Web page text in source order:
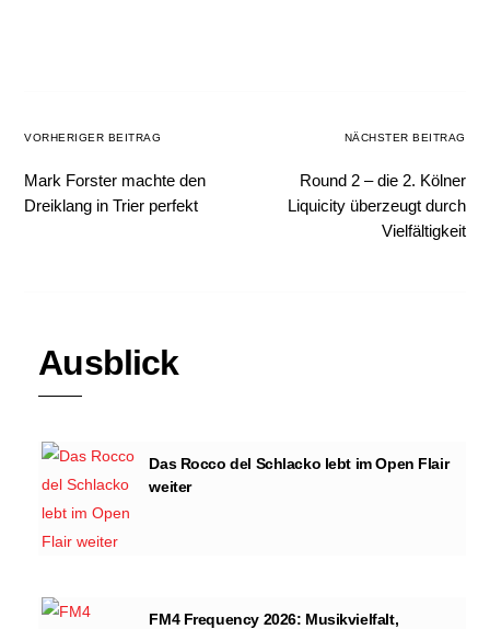
VORHERIGER BEITRAG
Mark Forster machte den
Dreiklang in Trier perfekt
NÄCHSTER BEITRAG
Round 2 – die 2. Kölner
Liquicity überzeugt durch
Vielfältigkeit
Ausblick
Das Rocco del Schlacko lebt im Open Flair
weiter
FM4 Frequency 2026: Musikvielfalt,